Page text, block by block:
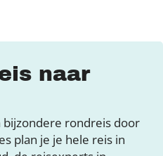
naar
bijzondere rondreis door
plan je je hele reis in